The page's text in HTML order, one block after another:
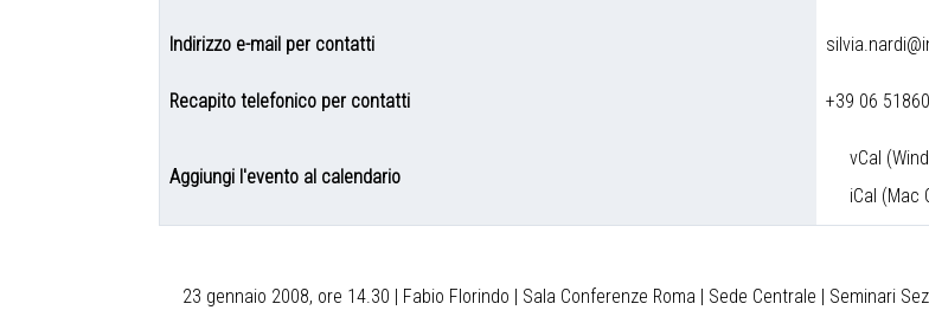
Indirizzo e-mail per contatti
Recapito telefonico per contatti +39 06
Aggiungi l'evento al calendario
vCal
iCal (Mac
23 gennaio 2008, ore 14.30 | Fabio Florindo | Sala Conferenze Roma | Sede Centrale | Seminari